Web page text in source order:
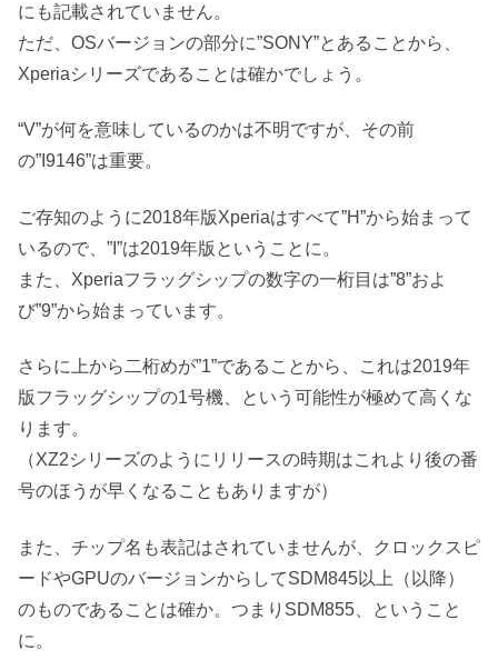
にも記載されていません。
ただ、OSバージョンの部分に”SONY”とあることから、
Xperiaシリーズであることは確かでしょう。
“V”が何を意味しているのかは不明ですが、その前
の”I9146”は重要。
ご存知のように2018年版Xperiaはすべて”H”から始まって
いるので、”I”は2019年版ということに。
また、Xperiaフラッグシップの数字の一桁目は”8”およ
び”9”から始まっています。
さらに上から二桁めが”1”であることから、これは2019年
版フラッグシップの1号機、という可能性が極めて高くな
ります。
（XZ2シリーズのようにリリースの時期はこれより後の番
号のほうが早くなることもありますが）
また、チップ名も表記はされていませんが、クロックスピ
ードやGPUのバージョンからしてSDM845以上（以降）
のものであることは確か。つまりSDM855、ということ
に。